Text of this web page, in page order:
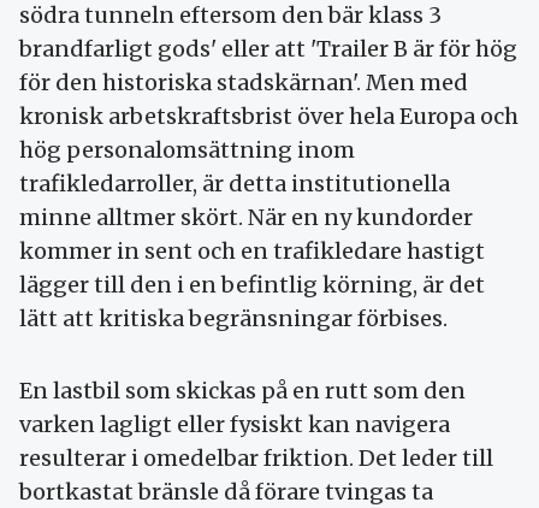
södra tunneln eftersom den bär klass 3
brandfarligt gods' eller att 'Trailer B är för hög
för den historiska stadskärnan'. Men med
kronisk arbetskraftsbrist över hela Europa och
hög personalomsättning inom
trafikledarroller, är detta institutionella
minne alltmer skört. När en ny kundorder
kommer in sent och en trafikledare hastigt
lägger till den i en befintlig körning, är det
lätt att kritiska begränsningar förbises.
En lastbil som skickas på en rutt som den
varken lagligt eller fysiskt kan navigera
resulterar i omedelbar friktion. Det leder till
bortkastat bränsle då förare tvingas ta